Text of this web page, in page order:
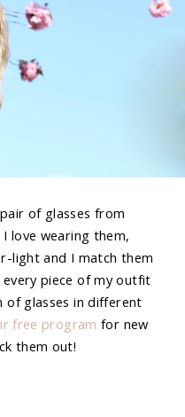
of glasses from
love wearing them,
light and I match them
piece of my outfit
of glasses in different
free program for new
them out!